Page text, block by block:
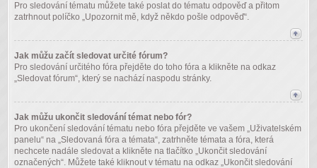
Pro sledování tématu můžete také poslat do tématu odpověď a přitom
zatrhnout políčko „Upozornit mě, když někdo pošle odpověď“.
Jak můžu začít sledovat určité fórum?
Pro sledování určitého fóra přejděte do toho fóra a klikněte na odkaz
„Sledovat fórum“, který se nachází naspodu stránky.
Jak můžu ukončit sledování témat nebo fór?
Pro ukončení sledování tématu nebo fóra přejděte ve vašem „Uživatelském
panelu“ na „Sledovaná fóra a témata“, zatrhněte témata a fóra, která
nechcete nadále sledovat a klikněte na tlačítko „Ukončit sledování
označených“. Můžete také kliknout v tématu na odkaz „Ukončit sledování